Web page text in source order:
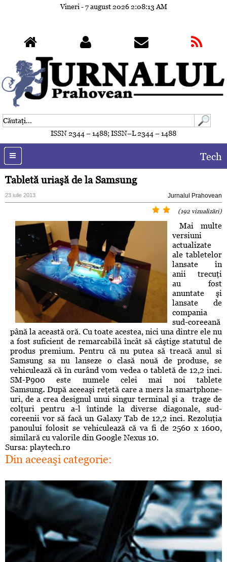
Vineri - 7 august 2026 2:08:15 AM
ISSN 2344 – 1488; ISSN–L 2344 – 1488
Tech
Tabletă uriaşă de la Samsung
23 iulie 2013 Jurnalul Prahovean
(192 vizualizări)
Mai multe
versiuni
actualizate
ale tabletelor
lansate în
anii trecuţi
au fost
anuntate şi
lansate de
compania
sud-coreeană
până la această oră. Cu toate acestea, nici una dintre ele nu
a fost suficient de remarcabilă încât să câştige statutul de
produs premium. Pentru că nu putea să treacă anul si
Samsung sa nu lanseze o clasă nouă de produse, se
vehiculează că în curând vom vedea o tabletă de 12,2 inci.
SM-P900 este numele celei mai noi tablete
Samsung. După aceeaşi reţetă care a mers la smartphone-
uri, de a crea designul unui singur terminal şi a trage de
colţuri pentru a-l întinde la diverse diagonale, sud-
coreenii vor să facă un Galaxy Tab de 12,2 inci. Rezoluţia
panoului folosit se vehiculează că va fi de 2560 x 1600,
similară cu valorile din Google Nexus 10.
Sursa: playtech.ro
Din aceeaşi categorie: